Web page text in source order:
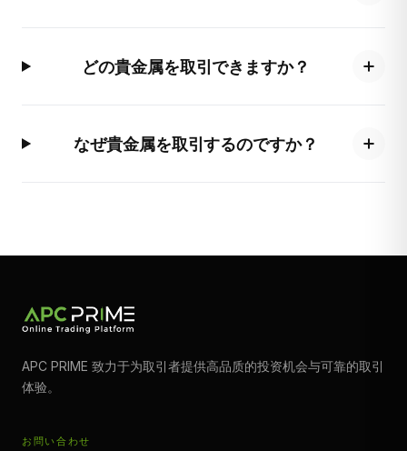
どの貴金属を取引できますか？
なぜ貴金属を取引するのですか？
APC PRIME 致力于为取引者提供高品质的投资机会与可靠的取引
体验。
お問い合わせ